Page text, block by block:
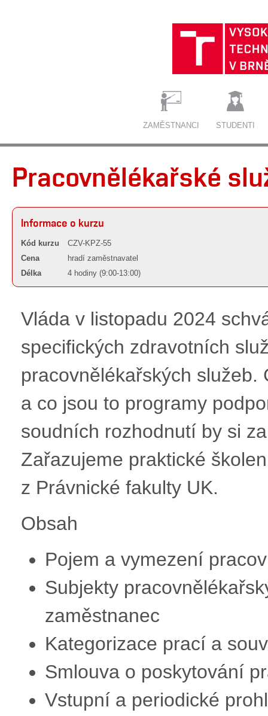
ZAMĚSTNANCI STUDENTI
Pracovnělékařské
Informace o kurzu
Kód kurzu
CZV-KPZ-55
Cena
hradí zaměstnavatel
Délka
4 hodiny (9:00-13:00)
Vláda v listopadu 2024
specifických zdravotních
pracovnělékařských
a co jsou to programy
soudních rozhodnutí by si
Zařazujeme praktické
z Právnické fakulty UK.
Obsah
Pojem a vymezení
Subjekty
zaměstnanec
Kategorizace prací a
Smlouva o poskytování
Vstupní a periodické